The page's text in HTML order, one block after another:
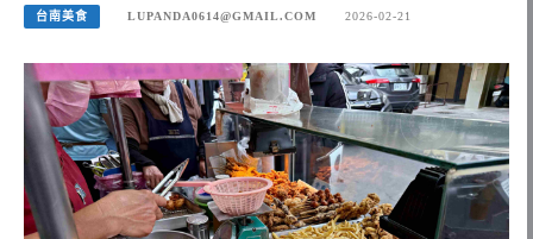
台南美食 LUPANDA0614@GMAIL.COM 2026-02-21